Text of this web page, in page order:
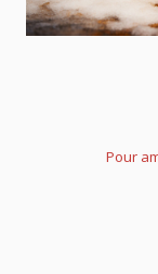
Pour